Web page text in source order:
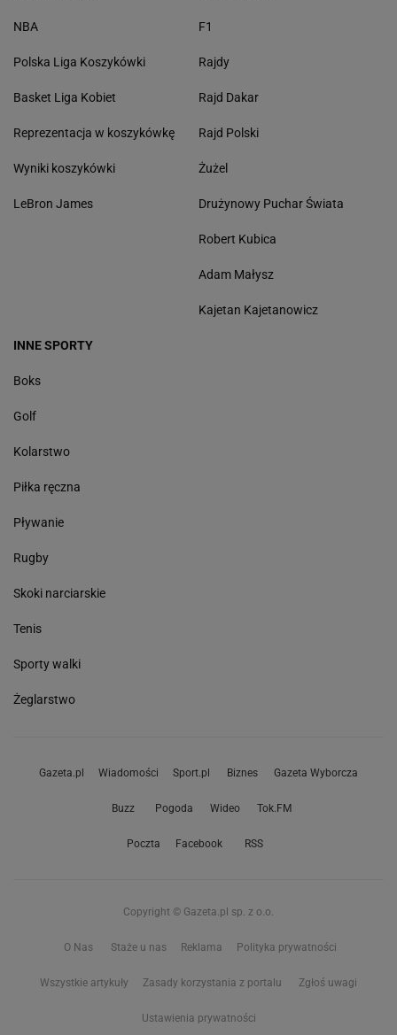
NBA
Polska Liga Koszykówki
Basket Liga Kobiet
Reprezentacja w koszykówkę
Wyniki koszykówki
LeBron James
F1
Rajdy
Rajd Dakar
Rajd Polski
Żużel
Drużynowy Puchar Świata
Robert Kubica
Adam Małysz
Kajetan Kajetanowicz
INNE SPORTY
Boks
Golf
Kolarstwo
Piłka ręczna
Pływanie
Rugby
Skoki narciarskie
Tenis
Sporty walki
Żeglarstwo
Gazeta.pl Wiadomości Sport.pl Biznes Gazeta Wyborcza
Buzz Pogoda Wideo Tok.FM
Poczta Facebook RSS
Copyright © Gazeta.pl sp. z o.o.
O Nas Staże u nas Reklama Polityka prywatności
Wszystkie artykuły Zasady korzystania z portalu Zgłoś uwagi
Ustawienia prywatności